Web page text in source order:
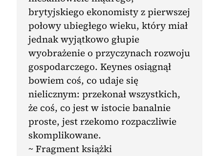
brytyjskiego ekonomisty z pierwszej
połowy ubiegłego wieku, który miał
jednak wyjątkowo głupie
wyobrażenie o przyczynach rozwoju
gospodarczego. Keynes osiągnął
bowiem coś, co udaje się
nielicznym: przekonał wszystkich,
że coś, co jest w istocie banalnie
proste, jest rzekomo rozpaczliwie
skomplikowane.
~ Fragment książki